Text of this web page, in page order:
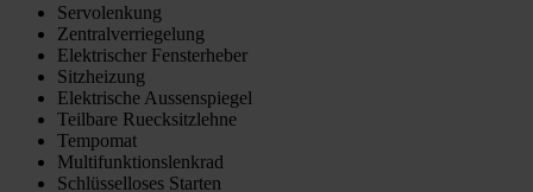
Servolenkung
Zentralverriegelung
Elektrischer Fensterheber
Sitzheizung
Elektrische Aussenspiegel
Teilbare Ruecksitzlehne
Tempomat
Multifunktionslenkrad
Schlüsselloses Starten